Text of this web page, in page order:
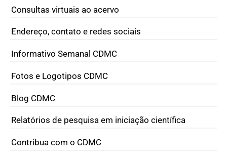
Consultas virtuais ao acervo
Endereço, contato e redes sociais
Informativo Semanal CDMC
Fotos e Logotipos CDMC
Blog CDMC
Relatórios de pesquisa em iniciação científica
Contribua com o CDMC